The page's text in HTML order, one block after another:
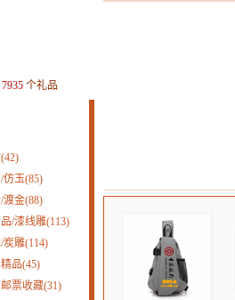
7935 个礼品
仿玉(85)
渡金(88)
/漆线雕(113)
炭雕(114)
品(45)
票收藏(31)